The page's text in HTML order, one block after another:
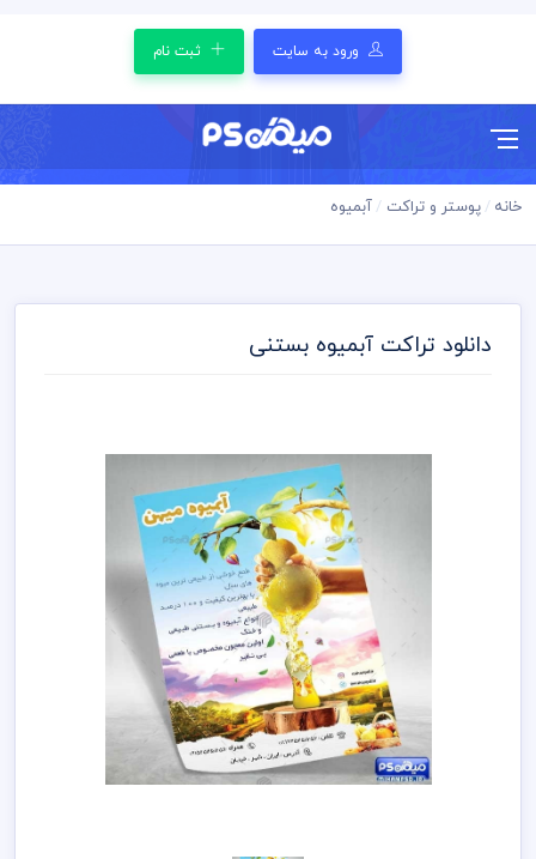
ورود به سایت ثبت نام
خانه پوستر و تراکت آبمیوه
دانلود تراکت آبمیوه بستنی